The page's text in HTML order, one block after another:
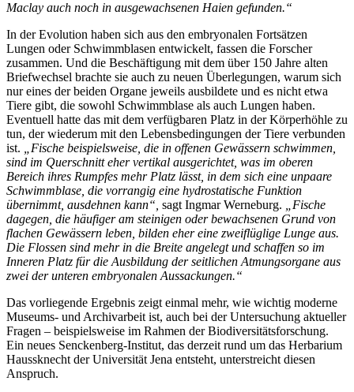
Maclay auch noch in ausgewachsenen Haien gefunden.“
In der Evolution haben sich aus den embryonalen Fortsätzen
Lungen oder Schwimmblasen entwickelt, fassen die Forscher
zusammen. Und die Beschäftigung mit dem über 150 Jahre alten
Briefwechsel brachte sie auch zu neuen Überlegungen, warum sich
nur eines der beiden Organe jeweils ausbildete und es nicht etwa
Tiere gibt, die sowohl Schwimmblase als auch Lungen haben.
Eventuell hatte das mit dem verfügbaren Platz in der Körperhöhle zu
tun, der wiederum mit den Lebensbedingungen der Tiere verbunden
ist.
„Fische beispielsweise, die in offenen Gewässern schwimmen,
sind im Querschnitt eher vertikal ausgerichtet, was im oberen
Bereich ihres Rumpfes mehr Platz lässt, in dem sich eine unpaare
Schwimmblase, die vorrangig eine hydrostatische Funktion
übernimmt, ausdehnen kann“, sagt Ingmar Werneburg.
„Fische
dagegen, die häufiger am steinigen oder bewachsenen Grund von
flachen Gewässern leben, bilden eher eine zweiflüglige Lunge aus.
Die Flossen sind mehr in die Breite angelegt und schaffen so im
Inneren Platz für die Ausbildung der seitlichen Atmungsorgane aus
zwei der unteren embryonalen Aussackungen.“
Das vorliegende Ergebnis zeigt einmal mehr, wie wichtig moderne
Museums- und Archivarbeit ist, auch bei der Untersuchung aktueller
Fragen – beispielsweise im Rahmen der Biodiversitätsforschung.
Ein neues Senckenberg-Institut, das derzeit rund um das Herbarium
Haussknecht der Universität Jena entsteht, unterstreicht diesen
Anspruch.